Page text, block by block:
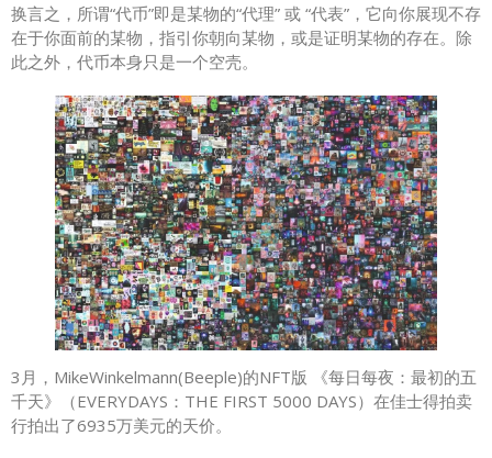
换言之，所谓“代币”即是某物的“代理” 或 “代表”，它向你展现不存
在于你面前的某物，指引你朝向某物，或是证明某物的存在。除
此之外，代币本身只是一个空壳。
3月，MikeWinkelmann(Beeple)的NFT版 《每日每夜：最初的五
千天》（EVERYDAYS：THE FIRST 5000 DAYS）在佳士得拍卖
行拍出了6935万美元的天价。